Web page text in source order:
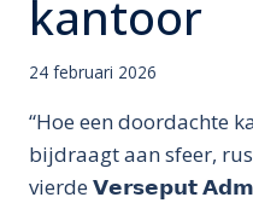
kantoor
24 februari 2026
“Hoe een doordachte
bijdraagt aan sfeer,
vierde 𝗩𝗲𝗿𝘀𝗲𝗽𝘂𝘁